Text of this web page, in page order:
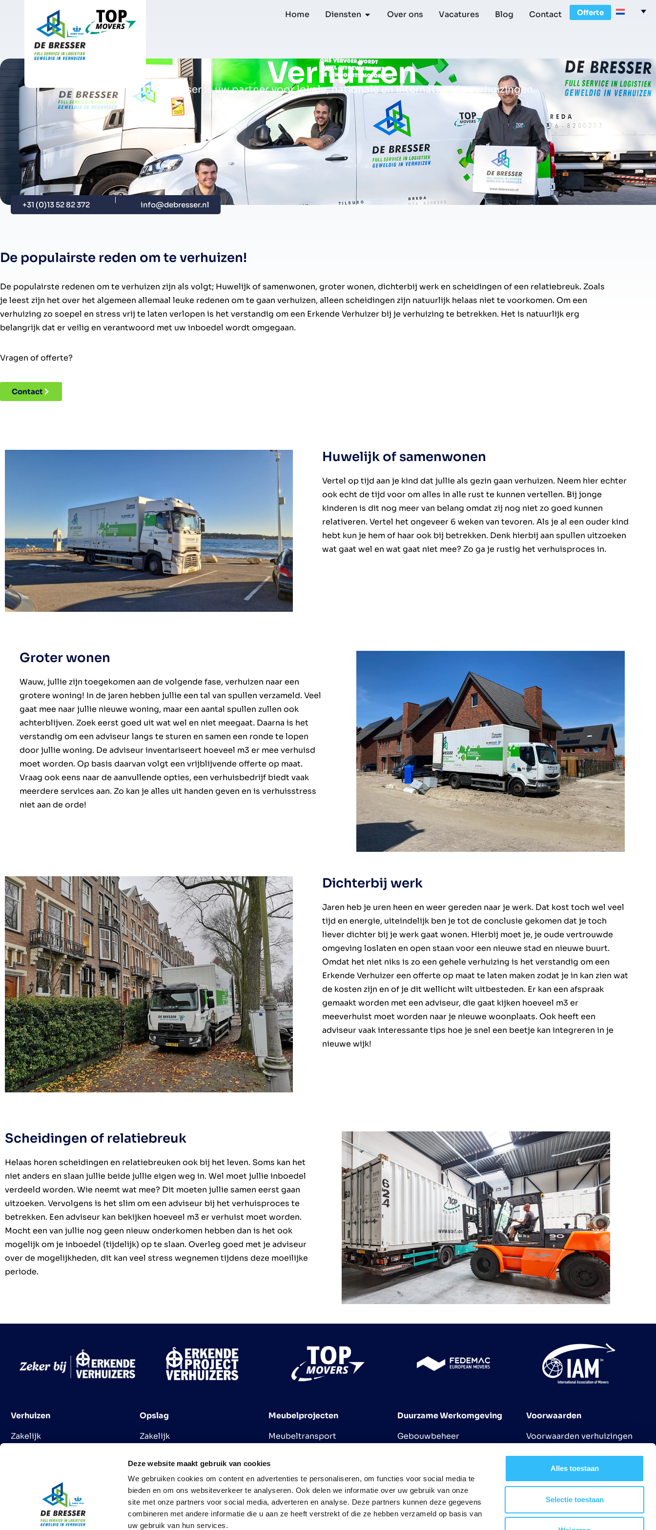
Deze website maakt gebruik van cookies
We gebruiken cookies om content en advertenties te personaliseren, om functies voor social media te
bieden en om ons websiteverkeer te analyseren. Ook delen we informatie over uw gebruik van onze
site met onze partners voor social media, adverteren en analyse. Deze partners kunnen deze gegevens
combineren met andere informatie die u aan ze heeft verstrekt of die ze hebben verzameld op basis van
uw gebruik van hun services.
Alles toestaan
Selectie toestaan
Home Diensten Over ons Vacatures Blog Contact Offerte
Verhuizen
De Bresser is uw partner voor lokale, nationale en internationale verhuizingen.
+31 (0)13 52 82 372 info@debresser.nl
De populairste reden om te verhuizen!
De populairste redenen om te verhuizen zijn als volgt; Huwelijk of samenwonen, groter wonen, dichterbij werk en scheidingen of een relatiebreuk. Zoals
je leest zijn het over het algemeen allemaal leuke redenen om te gaan verhuizen, alleen scheidingen zijn natuurlijk helaas niet te voorkomen. Om een
verhuizing zo soepel en stress vrij te laten verlopen is het verstandig om een Erkende Verhuizer bij je verhuizing te betrekken. Het is natuurlijk erg
belangrijk dat er veilig en verantwoord met uw inboedel wordt omgegaan.
Vragen of offerte?
Contact
Huwelijk of samenwonen
Vertel op tijd aan je kind dat jullie als gezin gaan verhuizen. Neem hier echter
ook echt de tijd voor om alles in alle rust te kunnen vertellen. Bij jonge
kinderen is dit nog meer van belang omdat zij nog niet zo goed kunnen
relativeren. Vertel het ongeveer 6 weken van tevoren. Als je al een ouder kind
hebt kun je hem of haar ook bij betrekken. Denk hierbij aan spullen uitzoeken
wat gaat wel en wat gaat niet mee? Zo ga je rustig het verhuisproces in.
Groter wonen
Wauw, jullie zijn toegekomen aan de volgende fase, verhuizen naar een
grotere woning! In de jaren hebben jullie een tal van spullen verzameld. Veel
gaat mee naar jullie nieuwe woning, maar een aantal spullen zullen ook
achterblijven. Zoek eerst goed uit wat wel en niet meegaat. Daarna is het
verstandig om een adviseur langs te sturen en samen een ronde te lopen
door jullie woning. De adviseur inventariseert hoeveel m3 er mee verhuisd
moet worden. Op basis daarvan volgt een vrijblijvende offerte op maat.
Vraag ook eens naar de aanvullende opties, een verhuisbedrijf biedt vaak
meerdere services aan. Zo kan je alles uit handen geven en is verhuisstress
niet aan de orde!
Dichterbij werk
Jaren heb je uren heen en weer gereden naar je werk. Dat kost toch wel veel
tijd en energie, uiteindelijk ben je tot de conclusie gekomen dat je toch
liever dichter bij je werk gaat wonen. Hierbij moet je, je oude vertrouwde
omgeving loslaten en open staan voor een nieuwe stad en nieuwe buurt.
Omdat het niet niks is zo een gehele verhuizing is het verstandig om een
Erkende Verhuizer een offerte op maat te laten maken zodat je in kan zien wat
de kosten zijn en of je dit wellicht wilt uitbesteden. Er kan een afspraak
gemaakt worden met een adviseur, die gaat kijken hoeveel m3 er
meeverhuist moet worden naar je nieuwe woonplaats. Ook heeft een
adviseur vaak interessante tips hoe je snel een beetje kan integreren in je
nieuwe wijk!
Scheidingen of relatiebreuk
Helaas horen scheidingen en relatiebreuken ook bij het leven. Soms kan het
niet anders en slaan jullie beide jullie eigen weg in. Wel moet jullie inboedel
verdeeld worden. Wie neemt wat mee? Dit moeten jullie samen eerst gaan
uitzoeken. Vervolgens is het slim om een adviseur bij het verhuisproces te
betrekken. Een adviseur kan bekijken hoeveel m3 er verhuist moet worden.
Mocht een van jullie nog geen nieuw onderkomen hebben dan is het ook
mogelijk om je inboedel (tijdelijk) op te slaan. Overleg goed met je adviseur
over de mogelijkheden, dit kan veel stress wegnemen tijdens deze moeilijke
periode.
Verhuizen
Zakelijk
Opslag
Zakelijk
DIY opslag
Meubelprojecten
Meubeltransport
Montageservice
Duurzame Werkomgeving
Gebouwbeheer
Voorwaarden
Voorwaarden verhuizingen
Voorwaarden
services
CMR conditions